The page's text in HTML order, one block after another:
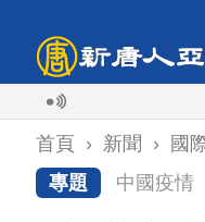
首頁 › 新聞 ›
國
專題
中國疫情